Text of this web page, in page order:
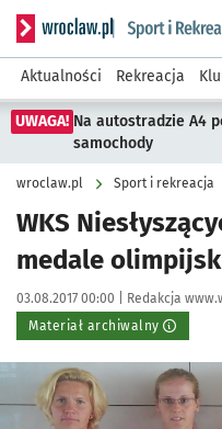
Serwis informacyjny
Aktualności Rekreacja
UWAGA! Na autostradzie A4
samochody
wroclaw.pl Sport i rekreacja
WKS
medale
Data publikacji:
03.08.2017 00:00 | Autor:
Redakcja
Materiał archiwalny
Kliknij, aby powiększyć